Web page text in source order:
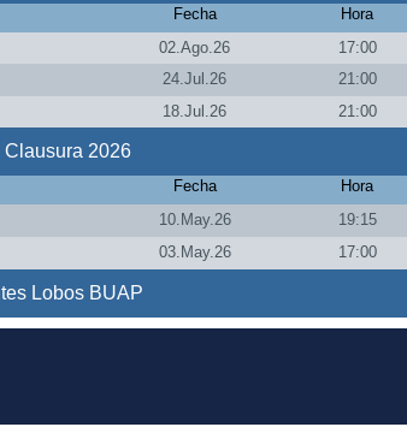
Fecha
Hora
02.Ago.26
17:00
24.Jul.26
21:00
18.Jul.26 21:00
Clausura 2026
Fecha
Hora
10.May.26
19:15
03.May.26 17:00
Lobos BUAP